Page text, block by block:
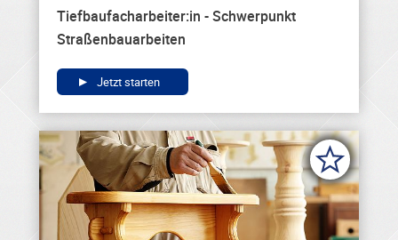
Tiefbaufacharbeiter:in - Schwerpunkt
Straßenbauarbeiten
Jetzt starten